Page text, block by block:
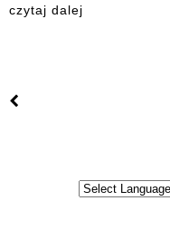
czytaj dalej